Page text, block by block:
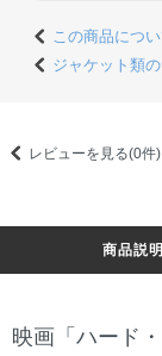
この商品につ
ジャケット類
レビューを見る(0件)
商品説明
映画「ハード